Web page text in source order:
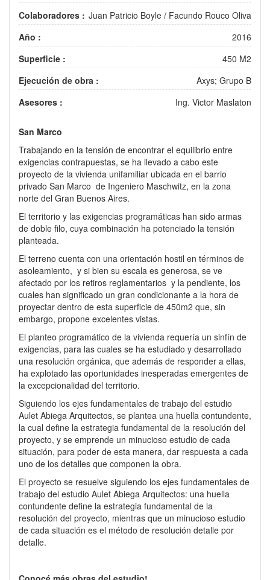
Colaboradores : Juan Patricio Boyle / Facundo Rouco Oliva
Año :
2016
Superficie :
450 M2
Ejecución de obra :
Axys; Grupo B
Asesores :
Ing. Victor Maslaton
San Marco
Trabajando en la tensión de encontrar el equilibrio entre
exigencias contrapuestas, se ha llevado a cabo este
proyecto de la vivienda unifamiliar ubicada en el barrio
privado San Marco de Ingeniero Maschwitz, en la zona
norte del Gran Buenos Aires.
El territorio y las exigencias programáticas han sido armas
de doble filo, cuya combinación ha potenciado la tensión
planteada.
El terreno cuenta con una orientación hostil en términos de
asoleamiento, y si bien su escala es generosa, se ve
afectado por los retiros reglamentarios y la pendiente, los
cuales han significado un gran condicionante a la hora de
proyectar dentro de esta superficie de 450m2 que, sin
embargo, propone excelentes vistas.
El planteo programático de la vivienda requería un sinfín de
exigencias, para las cuales se ha estudiado y desarrollado
una resolución orgánica, que además de responder a ellas,
ha explotado las oportunidades inesperadas emergentes de
la excepcionalidad del territorio.
Siguiendo los ejes fundamentales de trabajo del estudio
Aulet Abiega Arquitectos, se plantea una huella contundente,
la cual define la estrategia fundamental de la resolución del
proyecto, y se emprende un minucioso estudio de cada
situación, para poder de esta manera, dar respuesta a cada
uno de los detalles que componen la obra.
El proyecto se resuelve siguiendo los ejes fundamentales de
trabajo del estudio Aulet Abiega Arquitectos: una huella
contundente define la estrategia fundamental de la
resolución del proyecto, mientras que un minucioso estudio
de cada situación es el método de resolución detalle por
detalle.